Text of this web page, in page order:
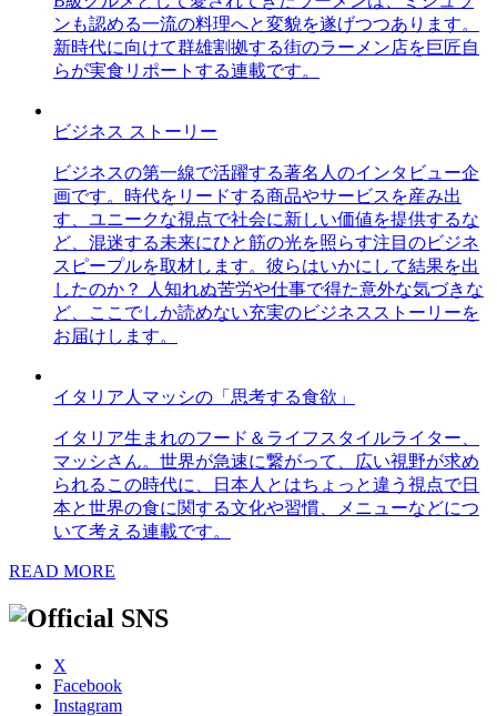
ンも認める一流の料理へと変貌を遂げつつあります。
新時代に向けて群雄割拠する街のラーメン店を巨匠自
らが実食リポートする連載です。
ビジネス ストーリー
ビジネスの第一線で活躍する著名人のインタビュー企
画です。時代をリードする商品やサービスを産み出
す、ユニークな視点で社会に新しい価値を提供するな
ど、混迷する未来にひと筋の光を照らす注目のビジネ
スピープルを取材します。彼らはいかにして結果を出
したのか？ 人知れぬ苦労や仕事で得た意外な気づきな
ど、ここでしか読めない充実のビジネスストーリーを
お届けします。
イタリア人マッシの「思考する食欲」
イタリア生まれのフード＆ライフスタイルライター、
マッシさん。世界が急速に繋がって、広い視野が求め
られるこの時代に、日本人とはちょっと違う視点で日
本と世界の食に関する文化や習慣、メニューなどにつ
いて考える連載です。
READ MORE
X
Facebook
Instagram